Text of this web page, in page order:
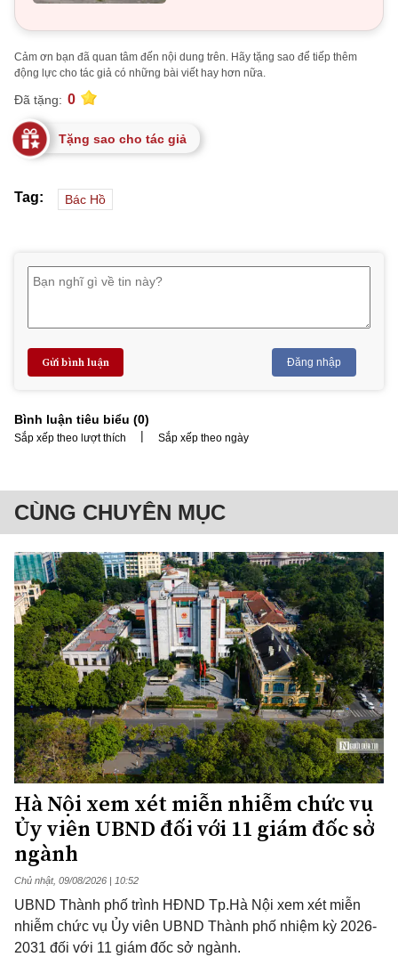
Cảm ơn bạn đã quan tâm đến nội dung trên. Hãy tặng sao để tiếp thêm
động lực cho tác giả có những bài viết hay hơn nữa.
Đã tặng: 0
Tặng sao cho tác giả
Tag: Bác Hồ
Gửi bình luận Đăng nhập
Bình luận tiêu biểu (0)
Sắp xếp theo lượt thích | Sắp xếp theo ngày
CÙNG CHUYÊN MỤC
Hà Nội xem xét miễn nhiễm chức vụ
Ủy viên UBND đối với 11 giám đốc sở
ngành
Chủ nhật, 09/08/2026 | 10:52
UBND Thành phố trình HĐND Tp.Hà Nội xem xét miễn
nhiễm chức vụ Ủy viên UBND Thành phố nhiệm kỳ 2026-
2031 đối với 11 giám đốc sở ngành.